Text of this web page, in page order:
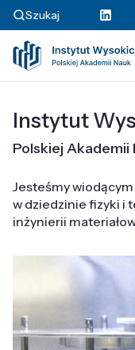
Szukaj
Instytut
Polskiej Akademii
Jesteśmy
w dziedzinie fizyki i
inżynierii